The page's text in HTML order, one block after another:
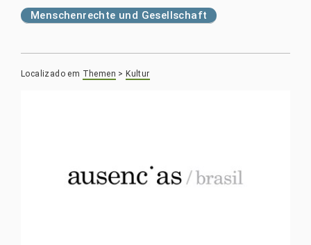
Menschenrechte und Gesellschaft
Localizado em Themen >Kultur